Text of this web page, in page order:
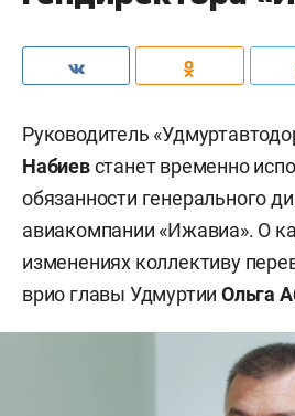
Руководитель
Набиевстанет временно
обязанности генерального
авиакомпании «Ижавиа». О
изменениях коллективу
врио главы УдмуртииОльга